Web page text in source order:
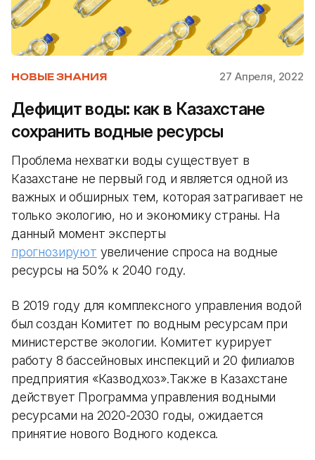
НОВЫЕ ЗНАНИЯ 27 Апреля, 2022
Дефицит воды: как в Казахстане
сохранить водные ресурсы
Проблема нехватки воды существует в
Казахстане не первый год и является одной из
важных и обширных тем, которая затрагивает не
только экологию, но и экономику страны. На
данный момент эксперты
прогнозируют увеличение спроса на водные
ресурсы на 50% к 2040 году.
В 2019 году для комплексного управления водой
был создан Комитет по водным ресурсам при
министерстве экологии. Комитет курирует
работу 8 бассейновых инспекций и 20 филиалов
предприятия «Казводхоз».Также в Казахстане
действует Программа управления водными
ресурсами на 2020-2030 годы, ожидается
принятие нового Водного кодекса.